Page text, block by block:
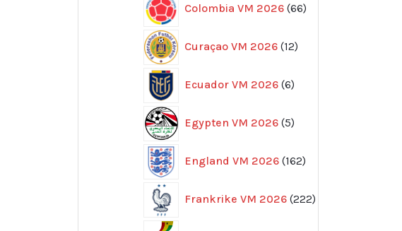
Colombia VM 2026 66
produkter
Curaçao VM 2026 12
produkter
Ecuador VM 2026 6
produkter
Egypten VM 2026 5
produkter
England VM 2026 162
produkter
Frankrike VM 2026 222
produkter